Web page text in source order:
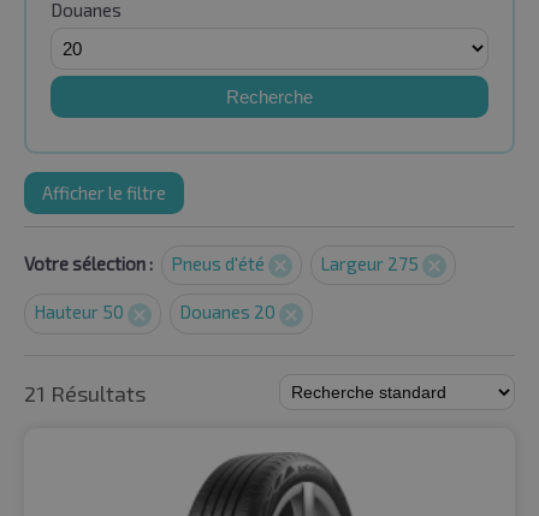
Douanes
Recherche
Afficher le filtre
Votre sélection : Pneus d'été Largeur 275
Hauteur 50 Douanes 20
21 Résultats